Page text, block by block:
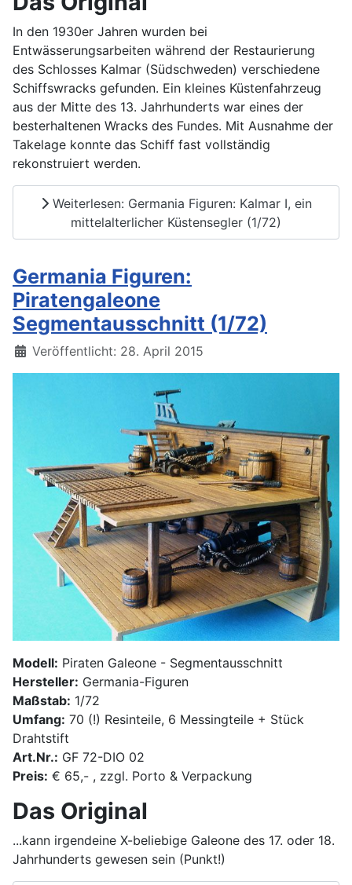
In den 1930er Jahren wurden bei
Entwässerungsarbeiten während der Restaurierung
des Schlosses Kalmar (Südschweden) verschiedene
Schiffswracks gefunden. Ein kleines Küstenfahrzeug
aus der Mitte des 13. Jahrhunderts war eines der
besterhaltenen Wracks des Fundes. Mit Ausnahme der
Takelage konnte das Schiff fast vollständig
rekonstruiert werden.
Weiterlesen: Germania Figuren: Kalmar I, ein
mittelalterlicher Küstensegler (1/72)
Germania Figuren:
Piratengaleone
Segmentausschnitt (1/72)
Details
Veröffentlicht: 28. April 2015
Modell: Piraten Galeone - Segmentausschnitt
Hersteller: Germania-Figuren
Maßstab: 1/72
Umfang: 70 (!) Resinteile, 6 Messingteile + Stück
Drahtstift
Art.Nr.: GF 72-DIO 02
Preis: € 65,- , zzgl. Porto & Verpackung
Das Original
...kann irgendeine X-beliebige Galeone des 17. oder 18.
Jahrhunderts gewesen sein (Punkt!)